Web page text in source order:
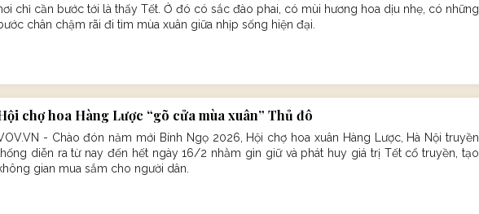
chỉ cần bước tới là thấy Tết. Ở đó có sắc đào phai, có mùi hương hoa dịu nhẹ, có những
chân chậm rãi đi tìm mùa xuân giữa nhịp sống hiện đại.
chợ hoa Hàng Lược “gõ cửa mùa xuân” Thủ đô
- Chào đón năm mới Bính Ngọ 2026, Hội chợ hoa xuân Hàng Lược, Hà Nội truyền
diễn ra từ nay đến hết ngày 16/2 nhằm gìn giữ và phát huy giá trị Tết cổ truyền, tạo
gian mua sắm cho người dân.